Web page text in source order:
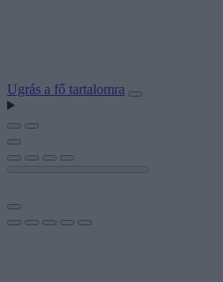
Ugrás a fő tartalomra